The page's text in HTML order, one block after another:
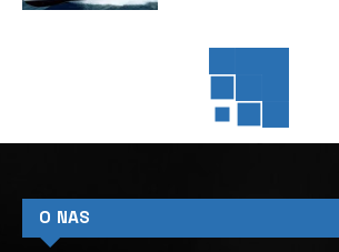
JACHTING MOTOROWY
się odliczanie